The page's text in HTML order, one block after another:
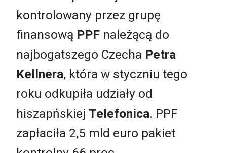
kontrolowany przez grupę
finansową PPF należącą do
najbogatszego Czecha Petra
Kellnera, która w styczniu tego
roku odkupiła udziały od
hiszapńskiej Telefonica. PPF
zapłaciła 2,5 mld euro pakiet